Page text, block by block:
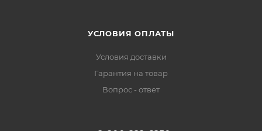
УСЛОВИЯ ОПЛАТЫ
Условия доставки
Гарантия на товар
Вопрос - ответ